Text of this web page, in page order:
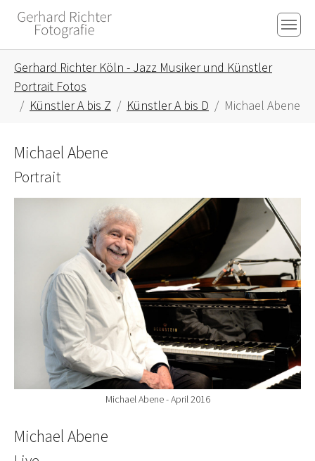
Skip to main content
Skip to page footer
Gerhard Richter Köln - Jazz Musiker und Künstler
Portrait Fotos
Künstler A bis Z
Künstler A bis D Michael Abene
Michael Abene
Portrait
Show larger version for:
Michael Abene - April 2016
Michael Abene